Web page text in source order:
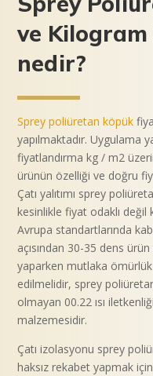
ve
nedir?
Sprey poliüretan köpük
yapılmaktadır. Uygulama
fiyatlandırma kg / m2
ürünün özelliği ve doğru
Çatı yalıtımı sprey
kesinlikle fiyat odaklı değil
Avrupa standartlarında
açısından 30-35 dens
yaparken mutlaka
edilmelidir, sprey
olmayan 00.22 ısı
malzemesidir.
Çatı izolasyonu sprey
haksız rekabet yapmak